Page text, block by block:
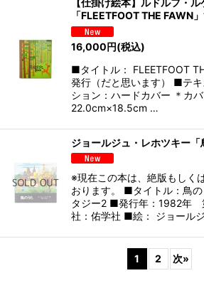
【仕掛け絵本】ルドルフ・ル
「FLEETFOOT THE FAWN
16,000円(税込)
■タイトル： FLEETFOOT
発行（だと思います） ■テ
ション：ハードカバー ＊カ
22.0cm×18.5cm …
ジョールジュ・レホツキー
※現在この本は、絶版もしく
おります。 ■タイトル：鳥
タジー2 ■発行年：1982年
社：佑学社 ■絵： ジョール
1 2 次»